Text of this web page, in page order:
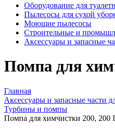
Оборудование для
Пылесосы для сухой
Моющие пылесосы
Строительные и
Аксессуары и запасные
Помпа для
Главная
Аксессуары и запасные части
Турбины и помпы
Помпа для химчистки 200, 200